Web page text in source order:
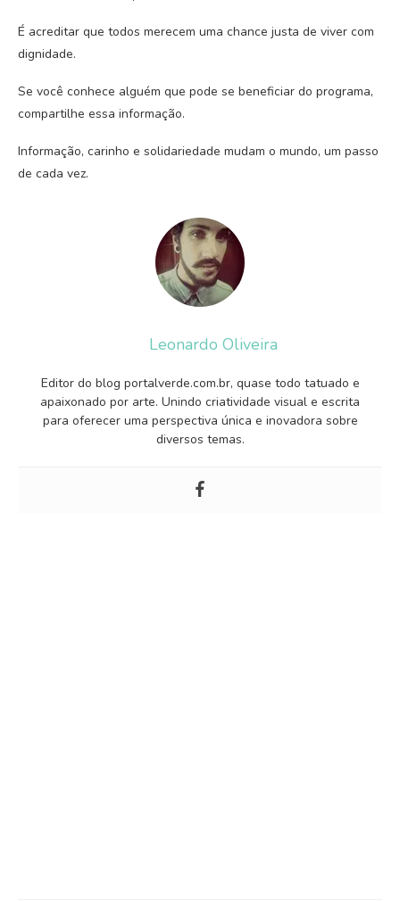
É acreditar que todos merecem uma chance justa de viver com
dignidade.
Se você conhece alguém que pode se beneficiar do programa,
compartilhe essa informação.
Informação, carinho e solidariedade mudam o mundo, um passo
de cada vez.
Leonardo Oliveira
Editor do blog portalverde.com.br, quase todo tatuado e
apaixonado por arte. Unindo criatividade visual e escrita
para oferecer uma perspectiva única e inovadora sobre
diversos temas.